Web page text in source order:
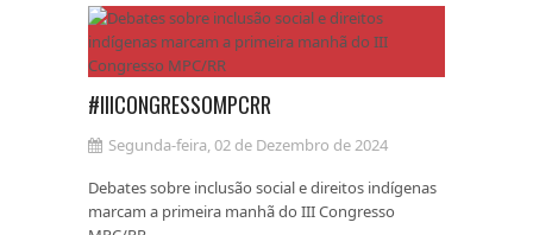
#IIICONGRESSOMPCRR
Segunda-feira, 02 de Dezembro de 2024
Debates sobre inclusão social e direitos indígenas
marcam a primeira manhã do III Congresso